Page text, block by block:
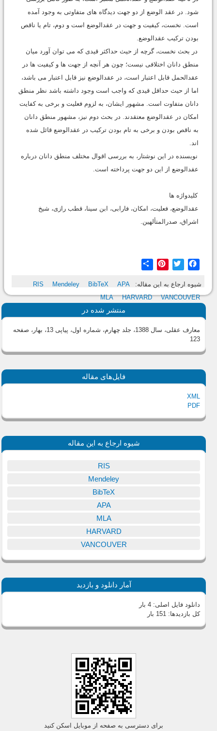
شود. در عقد الوضع از دو جهت دیدگاه های متفاوتی به وجود آمده
است. نخست، کیفیت و جهت در عقدالوضع است و دوم، تام یا ناقص
بودن ترکیب عقدالوضع.
در بحث نخست، گرچه از حیث حداکثر قیدی که می توان آورد میان
منطق دانان اختلافی نیست؛ چون هر آنچه از جهت ها و کیفیت ها در
عقدالحمل قابل اعتبار است، در عقدالوضع نیز قابل اعتبار می باشد،
اما از حیث حداقل قیدی که واجب است وجود داشته باشد نظر منطق
دانان متفاوت است. مشهور ایشان، به لزوم فعلیت و برخی به کفایت
امکان در عقدالوضع معتقدند. در بحث دوم نیز، مشهور منطق دانان
به ناقص بودن و برخی به تام بودن ترکیب در عقدالوضع قائل شده
اند.
نویسنده در این نوشتار، به بررسی اقوال مختلف منطق دانان درباره
عقدالوضع از این دو جهت پرداخته است.
کلیدواژه ها
عقدالوضع، فعلیت، امکان، فارابی، ابن سینا، قطب رازی، شیخ
اشراق، صدرالمتألهین.
Facebook
Twitter
Pinterest
شیوه ارجاع به این مقاله: RIS Mendeley BibTeX
APA
MLA
HARVARD VANCOUVER
منتشر شده در
معارف عقلی، سال 1388، جلد چهارم، شماره اول، پیاپی 13، بهار
، صفحه
123
فایل‌های مقاله
XML
PDF
شیوه ارجاع به این مقاله
RIS
Mendeley
BibTeX
APA
MLA
HARVARD
VANCOUVER
آمار دانلود و بازدید
دانلود فایل اصلی:4 بار
کل بازدیدها: 151 بار
برای دسترسی به صفحه از موبایل اسکن کنید